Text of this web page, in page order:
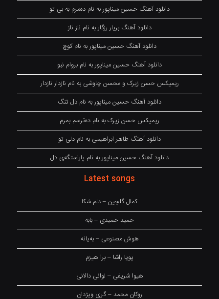
دانلود آهنگ حسین میناپور به نام دەمرم بە بی تو
دانلود آهنگ بریار رزگار به نام ناز ناز
دانلود آهنگ حسین میناپور به نام کوچ
دانلود آهنگ حسین میناپور به نام بروام نبو
ریمیکس حسن زیرک و محسن چاوشی به نام نازدار نازدار
دانلود آهنگ حسین میناپور به نام دل تنگ
ریمیکس حسن زیرک به نام دەترسم بمرم
دانلود آهنگ طاهر ابراهیمی به نام دلی تو
دانلود آهنگ حسین میناپور به نام پاراستگەی دل
Latest songs
کمال گلچین – دلم شکا
حمید حمیدی – بابه
هوش مصنوعی – بەیانە
پویا راشا – برا هیزم
هیوا شریفی – لوانی دالانی
روکان محمد – گری ویژدان